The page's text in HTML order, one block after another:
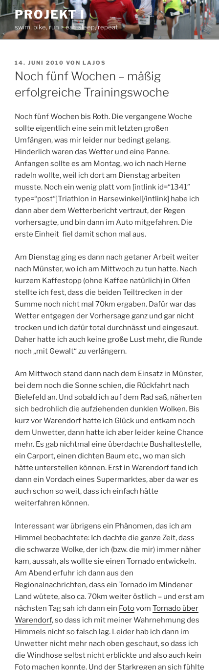
Zum
Inhalt
springen
PROJEKT I
swim, bike, run > eat, sleep, repeat
VERÖFFENTLICHT
AM
14. JUNI 2010 VON LAJOS
Noch fünf Wochen – mäßig
erfolgreiche Trainingswoche
Noch fünf Wochen bis Roth. Die vergangene Woche
sollte eigentlich eine sein mit letzten großen
Umfängen, was mir leider nur bedingt gelang.
Hinderlich waren das Wetter und eine Panne.
Anfangen sollte es am Montag, wo ich nach Herne
radeln wollte, weil ich dort am Dienstag arbeiten
musste. Noch ein wenig platt vom [intlink id=“1341″
type=“post“]Triathlon in Harsewinkel[/intlink] habe ich
dann aber dem Wetterbericht vertraut, der Regen
vorhersagte, und bin dann im Auto mitgefahren. Die
erste Einheit fiel damitschon mal aus.
Am Dienstag ging es dann nach getaner Arbeit weiter
nach Münster, wo ich am Mittwoch zu tun hatte. Nach
kurzem Kaffestopp (ohne Kaffee natürlich) in Olfen
stellte ich fest, dass die beiden Teiltrecken in der
Summe noch nicht mal 70km ergaben. Dafür war das
Wetter entgegen der Vorhersage ganz und gar nicht
trocken und ich dafür total durchnässt und eingesaut.
Daher hatte ich auch keine große Lust mehr, die Runde
noch „mit Gewalt“ zu verlängern.
Am Mittwoch stand dann nach dem Einsatz in Münster,
bei dem noch die Sonne schien, die Rückfahrt nach
Bielefeld an. Und sobald ich auf dem Rad saß, näherten
sich bedrohlich die aufziehenden dunklen Wolken. Bis
kurz vor Warendorf hatte ich Glück und entkam noch
dem Unwetter, dann hatte ich aber leider keine Chance
mehr. Es gab nichtmal eine überdachte Bushaltestelle,
ein Carport, einen dichten Baum etc., wo man sich
hätte unterstellen können. Erst in Warendorf fand ich
dann ein Vordach eines Supermarktes, aber da war es
auch schon so weit, dass ich einfach hätte
weiterfahren können.
Interessant war übrigens ein Phänomen, das ich am
Himmel beobachtete: Ich dachte die ganze Zeit, dass
die schwarze Wolke, der ich (bzw. die mir) immer näher
kam, aussah, als wollte sie einen Tornado entwickeln.
Am Abend erfuhr ich dann aus den
Regionalnachrichten, dass ein Tornado im Mindener
Land wütete, also ca. 70km weiter östlich – und erst am
nächsten Tag sah ich dann ein Fotovom Tornado über
Warendorf, so dass ich mit meiner Wahrnehmung des
Himmels nicht so falsch lag. Leider hab ich dann im
Unwetter nicht mehr nach oben geschaut, so dass ich
die Windhose selbst nicht erblickte und also auch kein
Foto machen konnte. Und der Starkregen an sich fühlte